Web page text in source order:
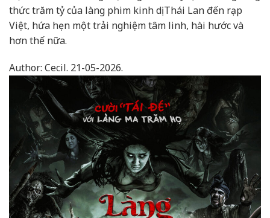
thức trăm tỷ của làng phim kinh dị Thái Lan đến rạp
Việt, hứa hẹn một trải nghiệm tâm linh, hài hước và
hơn thế nữa.
Author: Cecil. 21-05-2026.